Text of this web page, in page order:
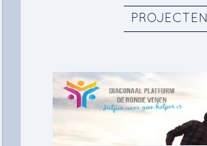
PROJECTEN